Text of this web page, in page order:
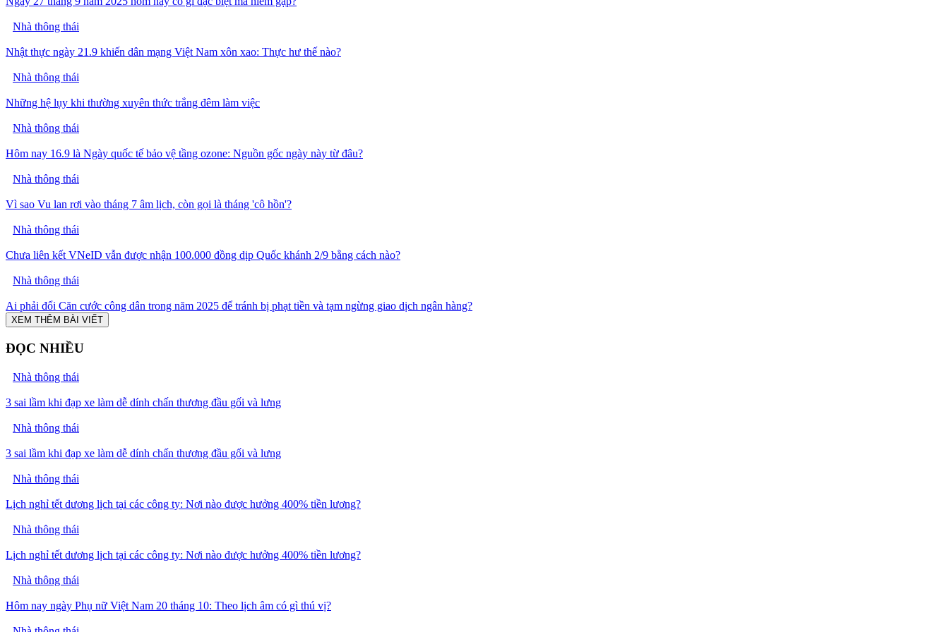
Nhà thông thái
Nhật thực ngày 21.9 khiến dân mạng Việt Nam xôn xao: Thực hư thế nào?
Nhà thông thái
Những hệ lụy khi thường xuyên thức trắng đêm làm việc
Nhà thông thái
Hôm nay 16.9 là Ngày quốc tế bảo vệ tầng ozone: Nguồn gốc ngày này từ đâu?
Nhà thông thái
Vì sao Vu lan rơi vào tháng 7 âm lịch, còn gọi là tháng 'cô hồn'?
Nhà thông thái
Chưa liên kết VNeID vẫn được nhận 100.000 đồng dịp Quốc khánh 2/9 bằng cách nào?
Nhà thông thái
Ai phải đổi Căn cước công dân trong năm 2025 để tránh bị phạt tiền và tạm ngừng giao dịch ngân hàng?
XEM THÊM BÀI VIẾT
ĐỌC NHIỀU
Nhà thông thái
3 sai lầm khi đạp xe làm dễ dính chấn thương đầu gối và lưng
Nhà thông thái
3 sai lầm khi đạp xe làm dễ dính chấn thương đầu gối và lưng
Nhà thông thái
Lịch nghỉ tết dương lịch tại các công ty: Nơi nào được hưởng 400% tiền lương?
Nhà thông thái
Lịch nghỉ tết dương lịch tại các công ty: Nơi nào được hưởng 400% tiền lương?
Nhà thông thái
Hôm nay ngày Phụ nữ Việt Nam 20 tháng 10: Theo lịch âm có gì thú vị?